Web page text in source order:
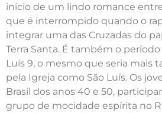
início de um lindo romance
que é interrompido quando o
integrar uma das Cruzadas do
Terra Santa. É também o
Luís 9, o mesmo que seria mais
pela Igreja como São Luís. Os
Brasil dos anos 40 e 50,
grupo de mocidade espírita no